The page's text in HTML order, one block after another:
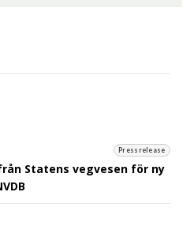
Pressrelease
Statens vegvesen för ny